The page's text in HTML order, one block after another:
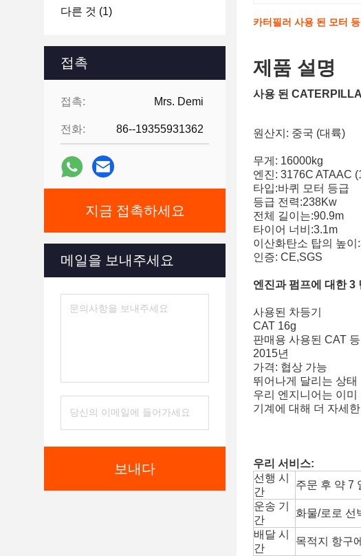
다른 것 (1)
접촉
접촉: Mrs. Demi
전화: 86--19355931362
지금 접촉하세요
메일을 보내주세요
보내다
카터필러 사용 된 모터
제품 설명
사용 된
원산지: 중국 (대륙)
무게: 16000kg
엔진: 3176C ATAAC
타입:바퀴 모터 등급
등급 전력:238Kw
전체 길이는:90.9m
타이어 너비:3.1m
이산화탄소 탑의 높이
인증: CE,SGS
엔진과 펌프에 대한 3
사용된 차등기
CAT 16g
판매용 사용된 CAT 등
2015년
가격: 협상 가능
뛰어나게 달리는 상태
우리 엔지니어는 이
기계에 대해 더 자세
우리 서비스:
선행 시
간
주문 후 약 7
운송 기
간
화물/로로 선
배달 시
간
목적지 항구